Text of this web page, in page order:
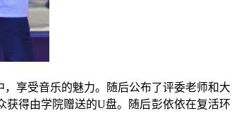
享受音乐的魅力。随后公布了评委老师和大
获得由学院赠送的U盘。随后彭依依在复活环